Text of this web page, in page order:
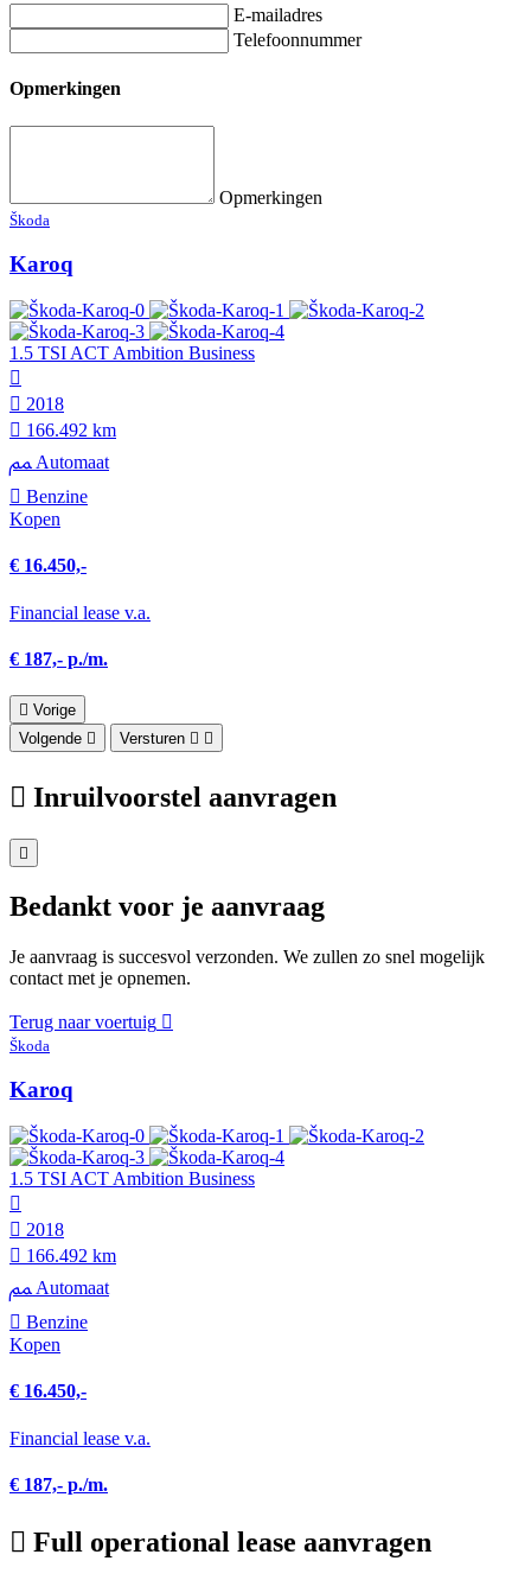
E-mailadres
Telefoonnummer
Opmerkingen
Opmerkingen
Škoda
Karoq
1.5 TSI ACT Ambition Business
2018
166.492 km
Automaat
Benzine
Kopen
€ 16.450,-
Financial lease v.a.
€ 187,- p./m.
Vorige
Volgende
Versturen
Inruilvoorstel aanvragen
Bedankt voor je aanvraag
Je aanvraag is succesvol verzonden. We zullen zo snel mogelijk
contact met je opnemen.
Terug naar voertuig
Škoda
Karoq
1.5 TSI ACT Ambition Business
2018
166.492 km
Automaat
Benzine
Kopen
€ 16.450,-
Financial lease v.a.
€ 187,- p./m.
Full operational lease aanvragen